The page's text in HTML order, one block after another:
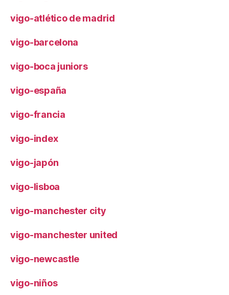
vigo-atlético de madrid
vigo-barcelona
vigo-boca juniors
vigo-españa
vigo-francia
vigo-index
vigo-japón
vigo-lisboa
vigo-manchester city
vigo-manchester united
vigo-newcastle
vigo-niños